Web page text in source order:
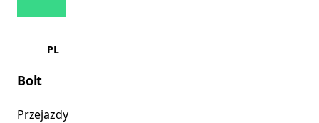
PL
Bolt
Przejazdy